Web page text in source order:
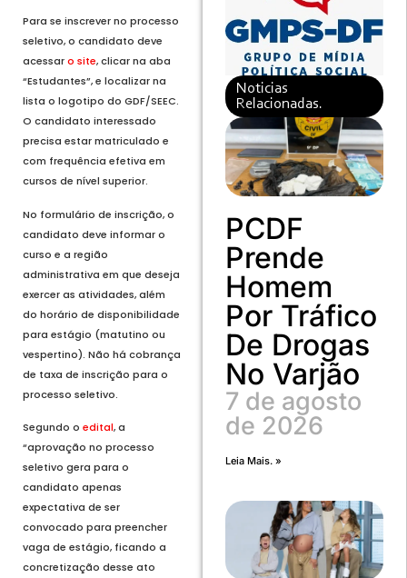
Para se inscrever no processo
seletivo, o candidato deve
acessaro site, clicar na aba
“Estudantes”, e localizar na
lista o logotipo do GDF/SEEC.
O candidato interessado
precisa estar matriculado e
com frequência efetiva em
cursos de nível superior.
No formulário de inscrição, o
candidato deve informar o
curso e a região
administrativa em que deseja
exercer as atividades, além
do horário de disponibilidade
para estágio (matutino ou
vespertino). Não há cobrança
de taxa de inscrição para o
processo seletivo.
Segundo o edital, a
“aprovação no processo
seletivo gera para o
candidato apenas
expectativa de ser
convocado para preencher
vaga de estágio, ficando a
concretização desse ato
Noticias
Relacionadas.
PCDF
Prende
Homem
Por Tráfico
De Drogas
No Varjão
7 de agosto
de 2026
Leia Mais. »